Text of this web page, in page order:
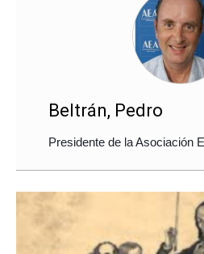
Beltrán, Pedro
Presidente de la Asociación